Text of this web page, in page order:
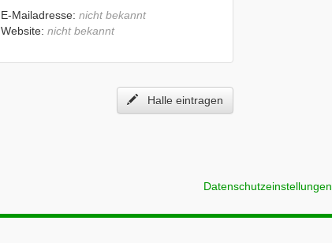
E-Mailadresse: nicht bekannt
Website: nicht bekannt
Halle eintragen
Datenschutzeinstellungen